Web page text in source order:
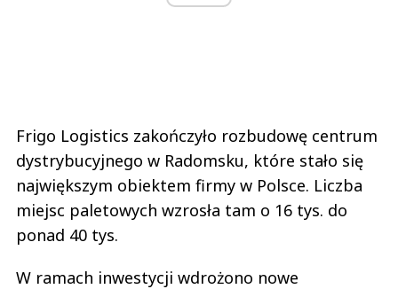
Frigo Logistics zakończyło rozbudowę centrum
dystrybucyjnego w Radomsku, które stało się
największym obiektem firmy w Polsce. Liczba
miejsc paletowych wzrosła tam o 16 tys. do
ponad 40 tys.
W ramach inwestycji wdrożono nowe